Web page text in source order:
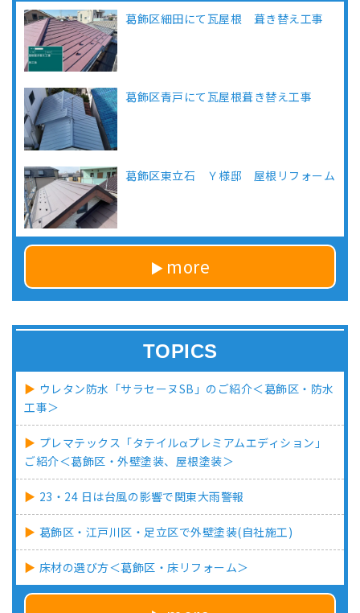
葛飾区細田にて瓦屋根 葺き替え工事
葛飾区青戸にて瓦屋根葺き替え工事
葛飾区東立石 Ｙ様邸 屋根リフォーム
more
TOPICS
ウレタン防水「サラセーヌSB」のご紹介＜葛飾区・防水
工事＞
プレマテックス「タテイルαプレミアムエディション」
ご紹介＜葛飾区・外壁塗装、屋根塗装＞
23・24 日は台風の影響で関東大雨警報
葛飾区・江戸川区・足立区で外壁塗装(自社施工)
床材の選び方＜葛飾区・床リフォーム＞